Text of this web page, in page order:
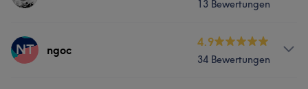
13 Bewertungen
Services
NT ngoc
4.9
34 Bewertungen